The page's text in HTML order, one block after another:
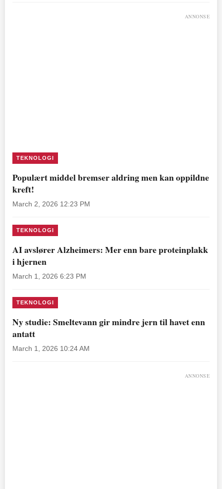
ANNONSE
TEKNOLOGI
Populært middel bremser aldring men kan oppildne
kreft!
March 2, 2026 12:23 PM
TEKNOLOGI
AI avslører Alzheimers: Mer enn bare proteinplakk
i hjernen
March 1, 2026 6:23 PM
TEKNOLOGI
Ny studie: Smeltevann gir mindre jern til havet enn
antatt
March 1, 2026 10:24 AM
ANNONSE